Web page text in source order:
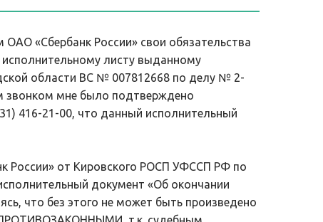
«Сбербанк России» свои обязательства
исполнительному листу выданному
области ВС № 007812668 по делу № 2-
звонком мне было подтверждено
416-21-00, что данный исполнительный
России» от Кировского РОСП УФССП РФ по
документ «Об окончании
что без этого не может быть произведено